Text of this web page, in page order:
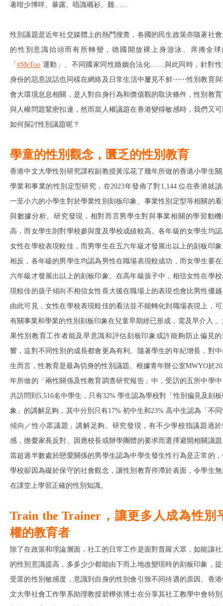
著咁少博咩、暴露、唔識襯衫、雞……
性別議題是近年社交媒體上的熱門搜查，各國的民生政策亦隨著社
的性別意識抬頭而有所轉變，德國開放裸上身游泳、席捲全球
「#MeToo 運動」、不同國家同性婚姻合法化……與此同時，針對性
身份的惡意說話也同樣在網絡及日常生活中屢見不鮮⋯⋯性別教育與
會大環境息息相關，是人對自身行為和價值觀的取決條件，性別教
與人權問題緊密扣連，然而當人權議題在香港變得敏感時，我們又
如何探討性別議題呢？
學童的性別觀念，匱乏的性別教育
香港中文大學性別研究課程副教授黃泓花了幾年所做的香港小學生
學業和事業的性別定型研究，在2023年發佈了對1,144 位在香港就
一至小六的小學生對於學業性別刻板印象、事業性別定型等相關的
與數據分析。研究發現，相對而言男學生對與事業相關的學習動機
高，而女學生則對學校參與度及學校成績較高。各年級的女學生均
女性在學校表現較佳，而男學生在五六年級才發展出以上的刻板印
相反，各年級的男學生均認為男性在職場表現較成功，而女學生要
六年級才發展出以上的刻板印象。在高年級孩子中，相信女性在學
現較佳的孩子傾向不相信女性長大後在職場上的表現也會比男性優
由此可見，女性在學校表現較佳的看法並不能轉化到職場表現上，
有關事業和學業的性別刻板印象在兒童早期經已形成，需及早介入
果性別教育工作者能及早意識和評估刻板印象或許能夠防止偏見的
響，這對不同性別的成長都會更為有利。隨著學生的年紀增長，對
生而言，性教育是最為切身的性別議題。根據青年辦公室MWYO於
年所做的「兩性關係及性教育調查研究報告」中，受訪的五所中學
共訪問到5,516名中學生，只有32% 學生認為學校對「性別偏見及刻
象」的講解足夠，其中分別只有17% 初中生和23% 高中生認為「不
傾向／性小眾議題」講解足夠。研究發現，有不少學校指議題過於
感，擔憂家長反對、因應校長或辦學團體的要求而選擇避開相關議
當超過半數處於戀愛關係的男學生認為中學生發生性行為是正常的
學校卻因為礙於保守的社會觀念，讓性別教育停滯於表面，令學生
在課堂上學習正確的性別知識。
Train the Trainer，讓更多人成為性別
權的教育者
除了在政策和理論層面，社工的日常工作是面對普羅大眾，如能讓
的性別意識提高，多多少少都能由下而上地改變現時的刻板印象，
受眾的性別敏感度，意識到自身的性別會引致不同待遇的原因。香
文大學社會工作學系助理教授碧樺依博士在分享其社工教學中會特